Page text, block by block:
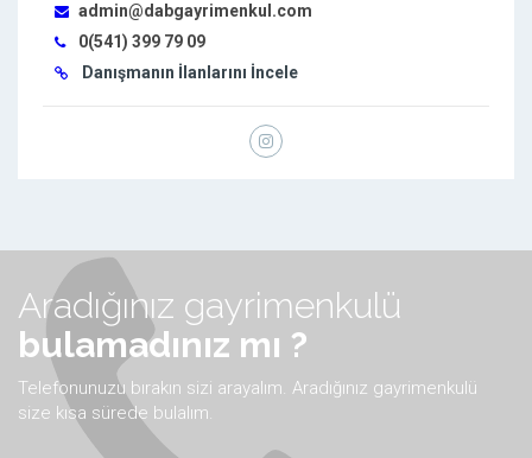
admin@dabgayrimenkul.com
0(541) 399 79 09
Danışmanın İlanlarını İncele
Aradığınız gayrimenkulü
bulamadınız mı ?
Telefonunuzu bırakın sizi arayalım. Aradığınız gayrimenkulü
size kısa sürede bulalım.